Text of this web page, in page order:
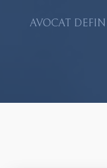
AVOCAT